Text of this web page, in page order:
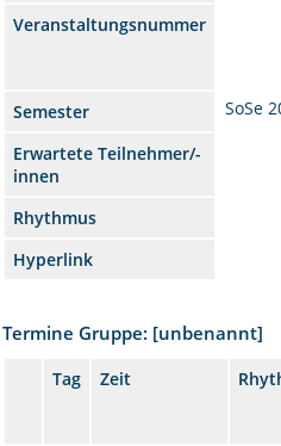
Veranstaltungsnummer
Semester
SoSe
Erwartete Teilnehmer/-
innen
Rhythmus
Hyperlink
Termine Gruppe: [unbenannt]
Tag Zeit